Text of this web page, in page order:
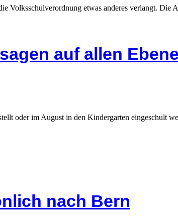
etwas anderes verlangt. Die
auf allen
oder im August in den Kindergarten eingeschult
nach Bern